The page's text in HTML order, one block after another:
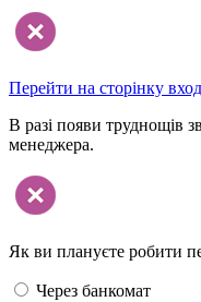
Перейти на сторінку
В разі появи труднощів
менеджера.
Як ви плануєте робити
Через банкомат